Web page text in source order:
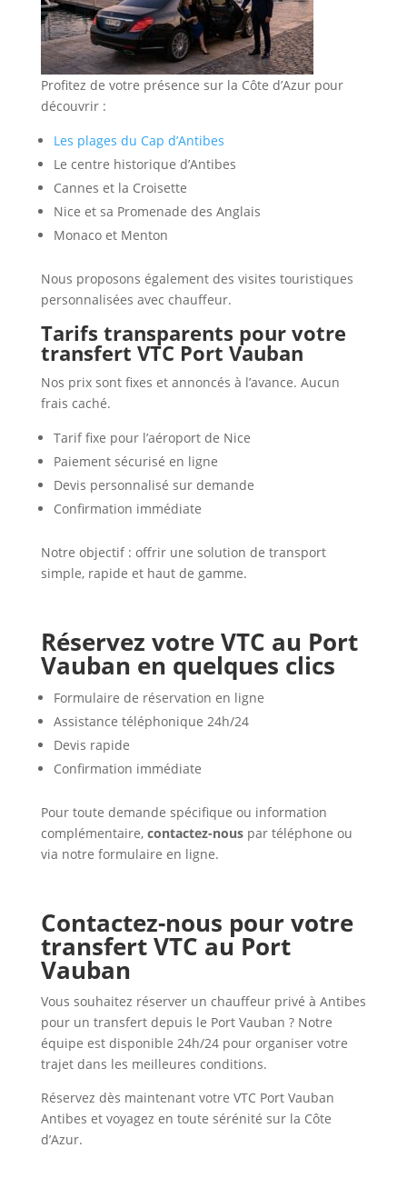
Profitez de votre présence sur la Côte d’Azur pour
découvrir :
Les plages du Cap d’Antibes
Le centre historique d’Antibes
Cannes et la Croisette
Nice et sa Promenade des Anglais
Monaco et Menton
Nous proposons également des visites touristiques
personnalisées avec chauffeur.
Tarifs transparents pour votre
transfert VTC Port Vauban
Nos prix sont fixes et annoncés à l’avance. Aucun
frais caché.
Tarif fixe pour l’aéroport de Nice
Paiement sécurisé en ligne
Devis personnalisé sur demande
Confirmation immédiate
Notre objectif : offrir une solution de transport
simple, rapide et haut de gamme.
Réservez votre VTC au Port
Vauban en quelques clics
Formulaire de réservation en ligne
Assistance téléphonique 24h/24
Devis rapide
Confirmation immédiate
Pour toute demande spécifique ou information
complémentaire, contactez-nouspar téléphone ou
via notre formulaire en ligne.
Contactez-nous pour votre
transfert VTC au Port
Vauban
Vous souhaitez réserver un chauffeur privé à Antibes
pour un transfert depuis le Port Vauban ? Notre
équipe est disponible 24h/24 pour organiser votre
trajet dans les meilleures conditions.
Réservez dès maintenant votre VTC Port Vauban
Antibes et voyagez en toute sérénité sur la Côte
d’Azur.